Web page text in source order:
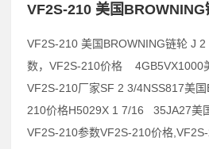
VF2S-210 美国
VF2S-210 美国BROWNING链轮 J
数，VF2S-210价格 4GB5VX1000
VF2S-210厂家SF 2 3/4NSS817美
210价格H5029X 1 7/16 35JA27美
VF2S-210参数VF2S-210价格